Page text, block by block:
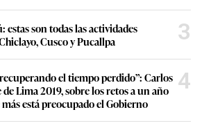
estas son todas las actividades
Cusco y Pucallpa
3
el tiempo perdido”: Carlos
Lima 2019, sobre los retos a un año
está preocupado el Gobierno
4